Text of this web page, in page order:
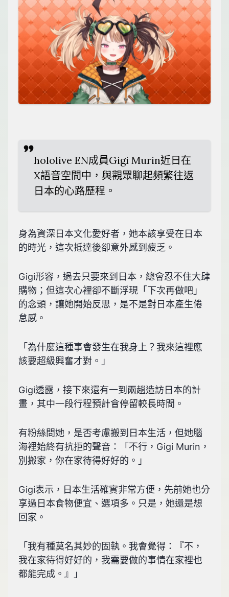
hololive EN成員Gigi Murin近日在
X語音空間中，與觀眾聊起頻繁往返
日本的心路歷程。
身為資深日本文化愛好者，她本該享受在日本
的時光，這次抵達後卻意外感到疲乏。
Gigi形容，過去只要來到日本，總會忍不住大肆
購物；但這次心裡卻不斷浮現「下次再做吧」
的念頭，讓她開始反思，是不是對日本產生倦
怠感。
「為什麼這種事會發生在我身上？我來這裡應
該要超級興奮才對。」
Gigi透露，接下來還有一到兩趟造訪日本的計
畫，其中一段行程預計會停留較長時間。
有粉絲問她，是否考慮搬到日本生活，但她腦
海裡始終有抗拒的聲音：「不行，Gigi Murin，
別搬家，你在家待得好好的。」
Gigi表示，日本生活確實非常方便，先前她也分
享過日本食物便宜、選項多。只是，她還是想
回家。
「我有種莫名其妙的固執。我會覺得：『不，
我在家待得好好的，我需要做的事情在家裡也
都能完成。』」